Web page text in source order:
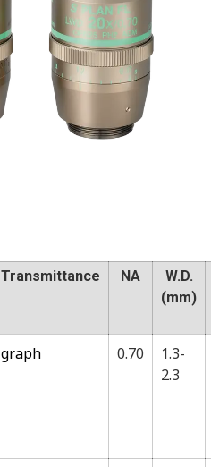
Transmittance NA
W.D.
(mm)
graph 0.70
1.3-
2.3